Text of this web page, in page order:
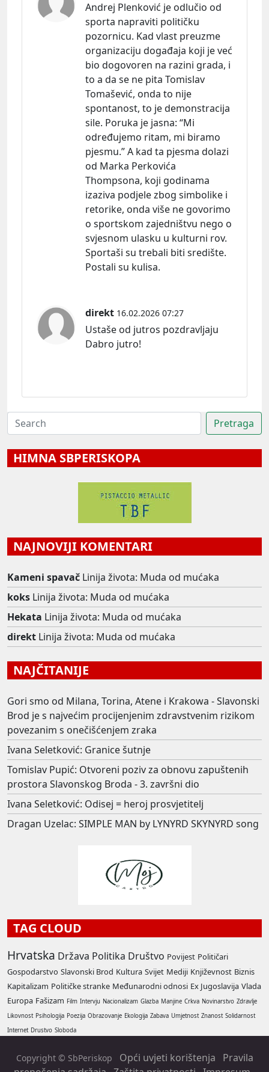
Andrej Plenković je odlučio od
sporta napraviti političku
pozornicu. Kad vlast preuzme
organizaciju događaja koji je već
bio dogovoren na razini grada, i
to a da se ne pita Tomislav
Tomašević, onda to nije
spontanost, to je demonstracija
sile. Poruka je jasna: “Mi
određujemo ritam, mi biramo
pjesmu.” A kad ta pjesma dolazi
od Marka Perkovića
Thompsona, koji godinama
izaziva podjele zbog simbolike i
retorike, onda više ne govorimo
o sportskom zajedništvu nego o
svjesnom ulasku u kulturni rov.
Sportaši su trebali biti središte.
Postali su kulisa.
direkt 16.02.2026 07:27
Ustaše od jutros pozdravljaju
Dabro jutro!
HIMNA SBPERISKOPA
NAJNOVIJI KOMENTARI
Kameni spavač Linija života: Muda od mućaka
koks Linija života: Muda od mućaka
Hekata Linija života: Muda od mućaka
direkt Linija života: Muda od mućaka
NAJČITANIJE
Gori smo od Milana, Torina, Atene i Krakowa - Slavonski
Brod je s najvećim procijenjenim zdravstvenim rizikom
povezanim s onečišćenjem zraka
Ivana Seletković: Granice šutnje
Tomislav Pupić: Otvoreni poziv za obnovu zapuštenih
prostora Slavonskog Broda - 3. završni dio
Ivana Seletković: Odisej = heroj prosvjetitelj
Dragan Uzelac: SIMPLE MAN by LYNYRD SKYNYRD song
TAG CLOUD
Hrvatska Država Politika Društvo Povijest Političari
Gospodarstvo Slavonski Brod Kultura Svijet Mediji Književnost Biznis
Kapitalizam Političke stranke Međunarodni odnosi Ex Jugoslavija Vlada
Europa Fašizam Film Intervju Nacionalizam Glazba Manjine Crkva Novinarstvo Zdravlje
Likovnost Psihologija Poezija Obrazovanje Ekologija Zabava Umjetnost Znanost Solidarnost
Internet Drustvo Sloboda
Copyright © SbPeriskop Opći uvjeti korištenja
Pravila